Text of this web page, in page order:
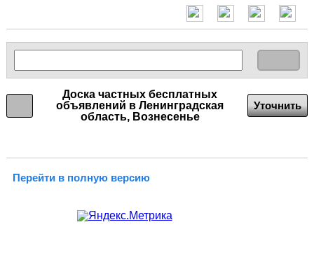
Доска частных бесплатных
объявлений в Ленинградская
область, Вознесенье
Уточнить
Перейти в полную версию